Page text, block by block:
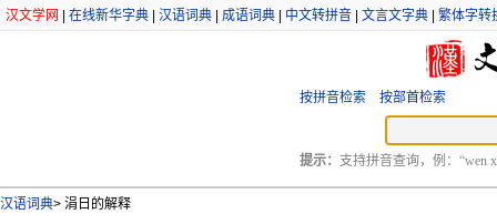
汉文学网 在线新华字典 汉语词典 成语词典 中文转拼音 文言文字典 繁体字转
按拼音检索 按部首检索
提示： 支持拼音查询，例：“wen
汉语词典> 涓日的解释